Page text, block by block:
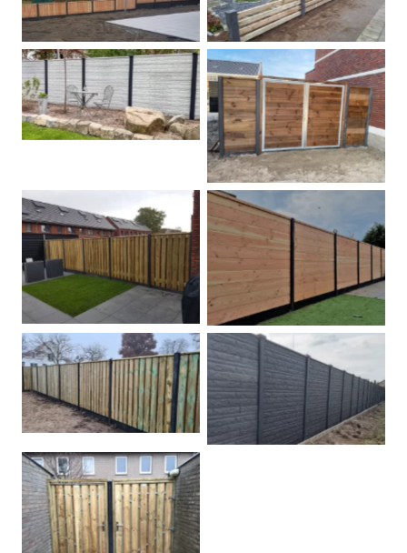
Betonschutting
Dubbele poort
Betonpalen schutting Douglas
Hout beton schuttingen Rots motief antraciet
Tuindeur grenen